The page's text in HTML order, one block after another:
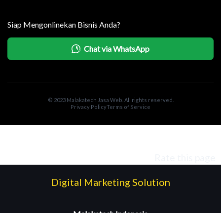
Siap Mengonlinekan Bisnis Anda?
Chat via WhatsApp
© 2023 Malakatech Jasa Web. All rights reserved.
Privacy PolicyTerms of Service
Digital Marketing Solution